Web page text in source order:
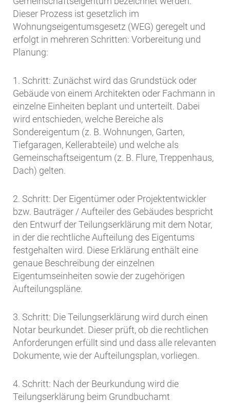
Dieser Prozess ist gesetzlich im
Wohnungseigentumsgesetz (WEG) geregelt und
erfolgt in mehreren Schritten: Vorbereitung und
Planung:
1. Schritt: Zunächst wird das Grundstück oder
Gebäude von einem Architekten oder Fachmann in
einzelne Einheiten beplant und unterteilt. Dabei
wird entschieden, welche Bereiche als
Sondereigentum (z. B. Wohnungen, Garten,
Tiefgaragen, Kellerabteile) und welche als
Gemeinschaftseigentum (z. B. Flure, Treppenhaus,
Dach) gelten.
2. Schritt: Der Eigentümer oder Projektentwickler
bzw. Bauträger / Aufteiler des Gebäudes bespricht
den Entwurf der Teilungserklärung mit dem Notar,
in der die rechtliche Aufteilung des Eigentums
festgehalten wird. Diese Erklärung enthält eine
genaue Beschreibung der einzelnen
Eigentumseinheiten sowie der zugehörigen
Aufteilungspläne.
3. Schritt: Die Teilungserklärung wird durch einen
Notar beurkundet. Dieser prüft, ob die rechtlichen
Anforderungen erfüllt sind und dass alle relevanten
Dokumente, wie der Aufteilungsplan, vorliegen.
4. Schritt: Nach der Beurkundung wird die
Teilungserklärung beim Grundbuchamt